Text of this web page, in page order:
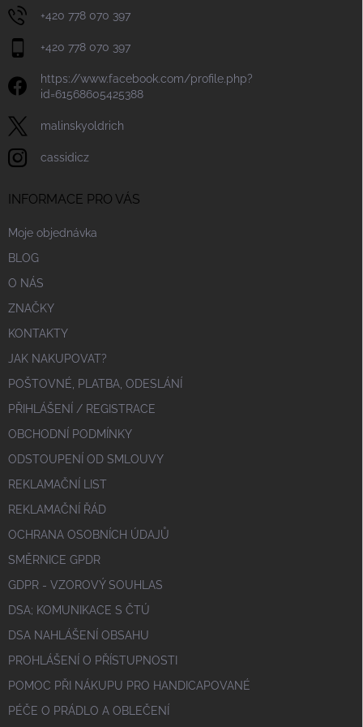
+420 778 070 397
+420 778 070 397
https://www.facebook.com/profile.php?
id=61568605425388
malinskyoldrich
cassidicz
INFORMACE PRO VÁS
Moje objednávka
BLOG
O NÁS
ZNAČKY
KONTAKTY
JAK NAKUPOVAT?
POŠTOVNÉ, PLATBA, ODESLÁNÍ
PŘIHLÁŠENÍ / REGISTRACE
OBCHODNÍ PODMÍNKY
ODSTOUPENÍ OD SMLOUVY
REKLAMAČNÍ LIST
REKLAMAČNÍ ŘÁD
OCHRANA OSOBNÍCH ÚDAJŮ
SMĚRNICE GPDR
GDPR - VZOROVÝ SOUHLAS
DSA; KOMUNIKACE S ČTÚ
DSA NAHLÁŠENÍ OBSAHU
PROHLÁŠENÍ O PŘÍSTUPNOSTI
POMOC PŘI NÁKUPU PRO HANDICAPOVANÉ
PÉČE O PRÁDLO A OBLEČENÍ